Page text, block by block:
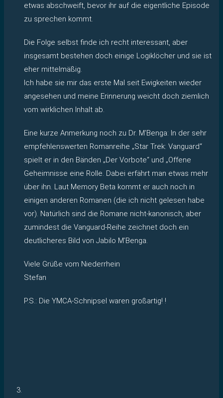
etwas abschweift, bevor ihr auf die eigentliche Episode
zu sprechen kommt.
Die Folge selbst finde ich recht interessant, aber
insgesamt bestehen doch einige Logiklöcher und sie ist
eher mittelmäßig.
Ich habe sie mir das erste Mal seit Ewigkeiten wieder
angesehen und meine Erinnerung weicht doch ziemlich
vom wirklichen Inhalt ab.
Eine kurze Anmerkung noch zu Dr. M’Benga: In der sehr
empfehlenswerten Romanreihe „Star Trek: Vanguard“
spielt er in den Bänden „Der Vorbote“ und „Offene
Geheimnisse eine Rolle. Dabei erfährt man etwas mehr
über ihn. Laut Memory Beta kommt er auch noch in
einigen anderen Romanen (die ich nicht gelesen habe
vor). Natürlich sind die Romane nicht-kanonisch, aber
zumindest die Vanguard-Reihe zeichnet doch ein
deutlicheres Bild von Jabilo M’Benga.
Viele Grüße vom Niederrhein
Stefan
P.S.: Die YMCA-Schnipsel waren großartig! !